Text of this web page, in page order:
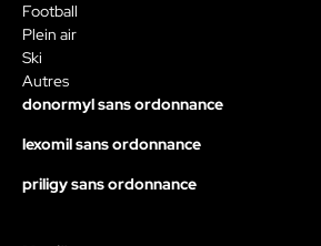
Football
Plein air
Ski
Autres
donormyl sans ordonnance
lexomil sans ordonnance
priligy sans ordonnance